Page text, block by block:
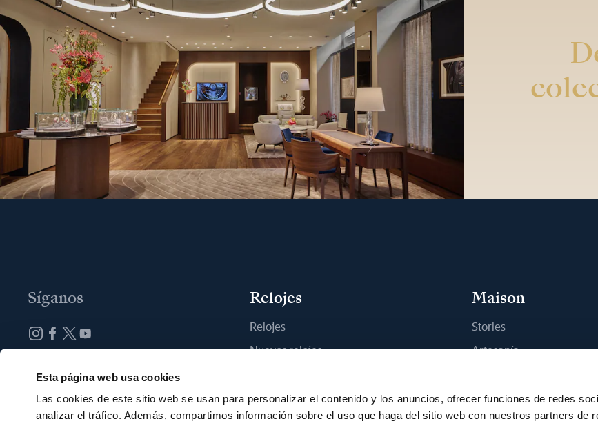
Esta página web usa cookies
Las cookies de este sitio web se usan para personalizar el contenido y los anuncios, ofrecer funciones de redes
analizar el tráfico. Además, compartimos información sobre el uso que haga del sitio web con nuestros partners de
Síganos Relojes
Relojes
Nuevos relojes
Maison
Stories
Artesanía
Sostenibilidad
Empleo